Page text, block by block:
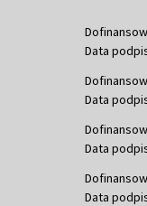
Data
Data
Data
Data